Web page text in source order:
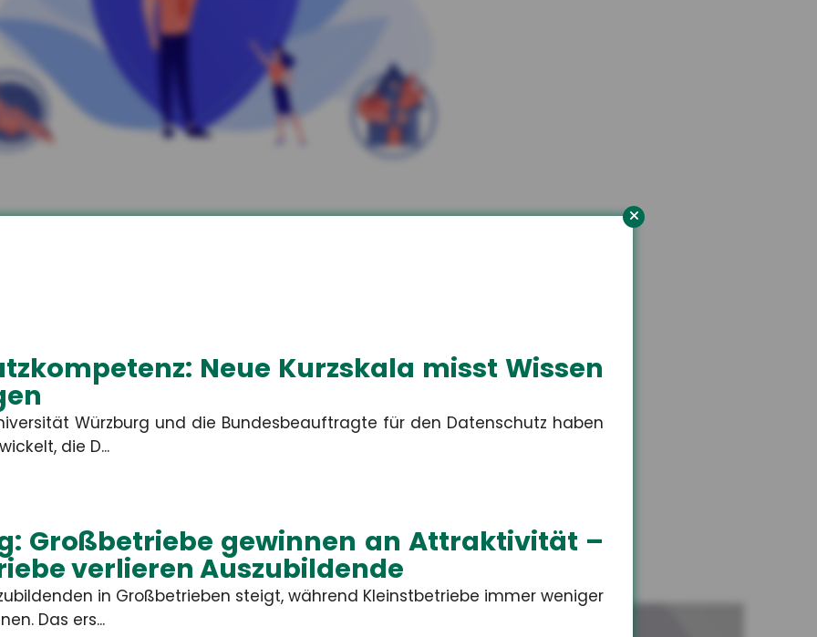
Neue Kurzskala misst Wissen
Würzburg und die Bundesbeauftragte für den Datenschutz haben
die D...
Großbetriebe gewinnen an Attraktivität –
verlieren Auszubildende
in Großbetrieben steigt, während Kleinstbetriebe immer weniger
Das ers...
aus Unterwellenborn
Ihren individuellen privaten und betrieblichen Versicherungsschutz.